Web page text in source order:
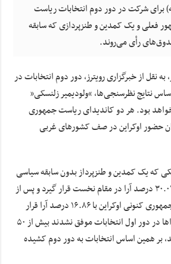
برای شرکت در دور دوم انتخابات ریاست
فعلی و یک کمدین و طنزپردازی که سابقه
رأی می‌روند.
نقل از خبرگزاری رویترز، دور دوم انتخابات در
نتایج نظرسنجی‌ها، “ولودیمیر زلنسکی”
بود. هر دو کاندیدای ریاست جمهوری
حضور اوکراین در صف کشورهای غربی
که یک کمدین و طنزپرداز بدون سابقه سیاسی
است، موفق شد با کسب ۳۰.۰۲ درصد آرا در مقام نخست قرار گیرد و پس از
وی، پترو پوروشنکو، رئیس جمهوری کنونی اوکراین با ۱۶.۸۶ درصد آرا قرار
گرفت. هیچ یک از کاندیداها در دور اول انتخابات موفق نشدند بیش از ۵۰
بر همین اساس انتخابات به دور دوم کشیده